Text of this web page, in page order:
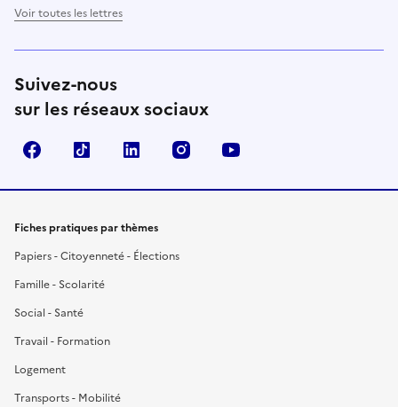
Voir toutes les lettres
Suivez-nous
sur les réseaux sociaux
FacebookTikTok LinkedIn Instagram
Fiches pratiques par thèmes
Papiers - Citoyenneté - Élections
Famille - Scolarité
Social - Santé
Travail - Formation
Logement
Transports - Mobilité